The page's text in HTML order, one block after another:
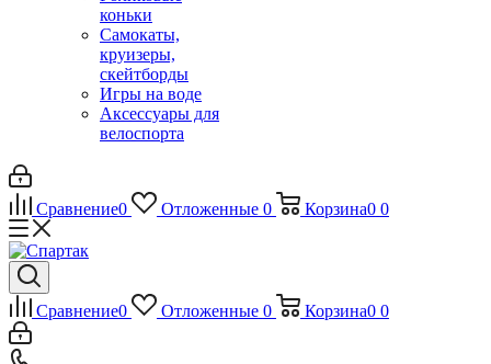
коньки
Самокаты,
круизеры,
скейтборды
Игры на воде
Аксессуары для
велоспорта
Сравнение0 Отложенные 0 Корзина0 0
Сравнение0 Отложенные 0 Корзина0 0